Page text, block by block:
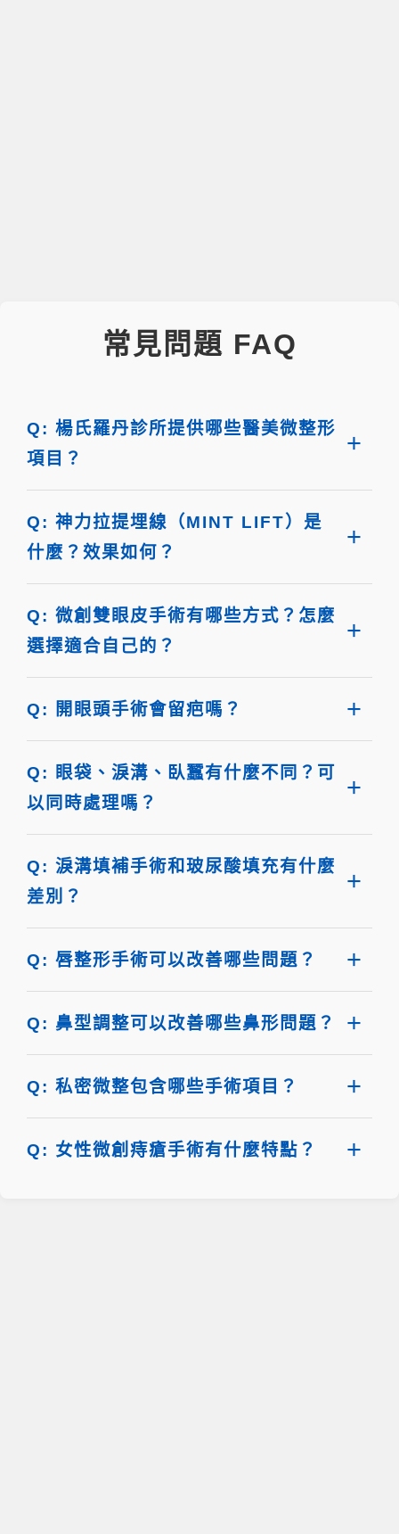
常見問題 FAQ
Q: 楊氏羅丹診所提供哪些醫美微整形
項目？
Q: 神力拉提埋線（MINT LIFT）是
什麼？效果如何？
Q: 微創雙眼皮手術有哪些方式？怎麼
選擇適合自己的？
Q: 開眼頭手術會留疤嗎？
Q: 眼袋、淚溝、臥蠶有什麼不同？可
以同時處理嗎？
Q: 淚溝填補手術和玻尿酸填充有什麼
差別？
Q: 唇整形手術可以改善哪些問題？
Q: 鼻型調整可以改善哪些鼻形問題？
Q: 私密微整包含哪些手術項目？
Q: 女性微創痔瘡手術有什麼特點？